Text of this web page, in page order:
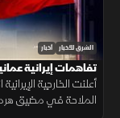
الشرق للأخبار أخبار
تفاهمات إيرانية
أعلنت الخارجية
الملاحة في مضيق